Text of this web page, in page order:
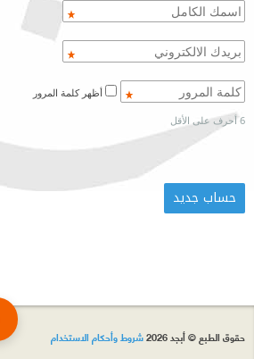
6 أحرف على الأقل
حقوق الطبع © أبجد 2026 شروط وأحكام الاستخدام